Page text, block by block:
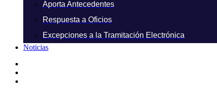
Aporta Antecedentes
Respuesta a Oficios
Excepciones a la Tramitación Electrónica
Noticias